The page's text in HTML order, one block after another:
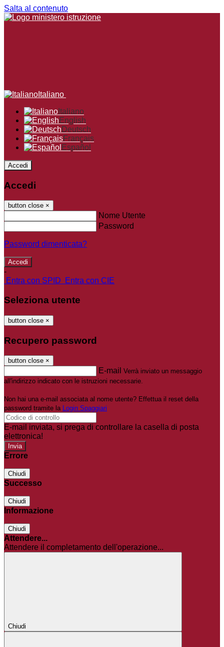
Salta al contenuto
Italiano
Italiano
English
Deutsch
Français
Español
Accedi
Accedi
button close ×
Nome Utente
Password
Password dimenticata?
-
Entra con SPID
Entra con CIE
Seleziona utente
button close ×
Recupero password
button close ×
E-mail Verrà inviato un messaggio
all'indirizzo indicato con le istruzioni necessarie.
Non hai una e-mail associata al nome utente? Effettua il reset della
password tramite la Login Spaggiari
E-mail inviata, si prega di controllare la casella di posta
elettronica!
Errore
Chiudi
Successo
Chiudi
Informazione
Chiudi
Attendere...
Attendere il completamento dell'operazione...
Chiudi